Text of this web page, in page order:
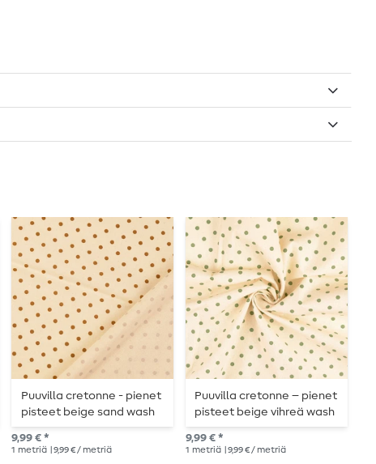
Puuvilla cretonne - pienet
pisteet beige sand wash
9,99 € *
1 metriä | 9,99 € / metriä
Puuvilla cretonne – pienet
pisteet beige vihreä wash
9,99 € *
1 metriä | 9,99 € / metriä